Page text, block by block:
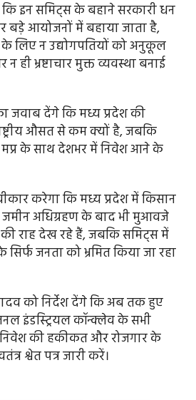
इन समिट्स के बहाने सरकारी धन
बड़े आयोजनों में बहाया जाता है,
लिए न उद्योगपतियों को अनुकूल
ही भ्रष्टाचार मुक्त व्यवस्था बनाई
जवाब देंगे कि मध्य प्रदेश की
औसत से कम क्यों है, जबकि
के साथ देशभर में निवेश आने के
करेगा कि मध्य प्रदेश में किसान
जमीन अधिग्रहण के बाद भी मुआवजे
की राह देख रहे हैं, जबकि समिट्स में
जनता को भ्रमित किया जा रहा
को निर्देश देंगे कि अब तक हुए
इंडस्ट्रियल कॉन्क्लेव के सभी
की हकीकत और रोजगार के
श्वेत पत्र जारी करें।